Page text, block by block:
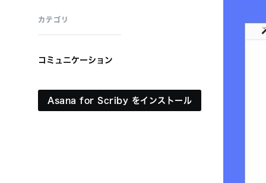
カテゴリ
コミュニケーション
Asana for Scriby をインストール